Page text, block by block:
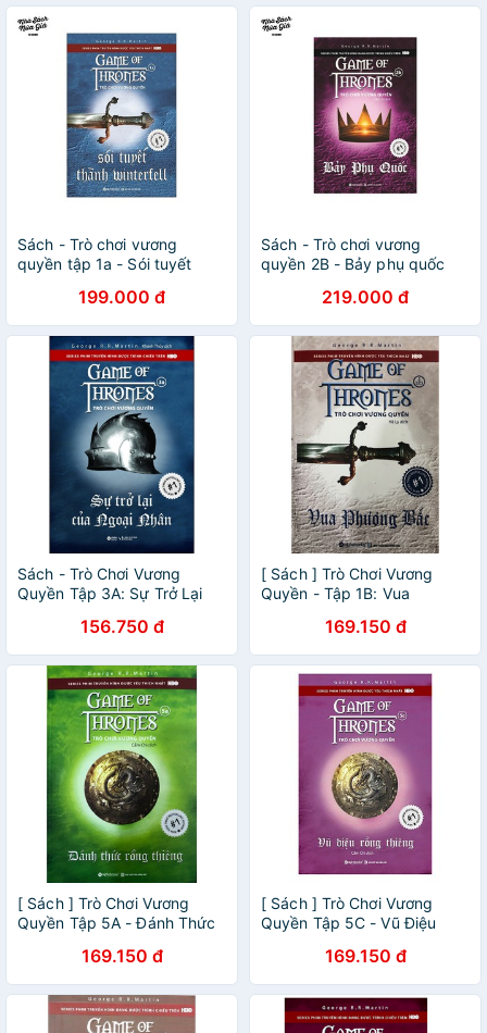
Sách - Trò chơi vương
quyền tập 1a - Sói tuyết
199.000 đ
Sách - Trò chơi vương
quyền 2B - Bảy phụ quốc
219.000 đ
Sách - Trò Chơi Vương
Quyền Tập 3A: Sự Trở Lại
156.750 đ
[ Sách ] Trò Chơi Vương
Quyền - Tập 1B: Vua
169.150 đ
[ Sách ] Trò Chơi Vương
Quyền Tập 5A - Đánh Thức
169.150 đ
[ Sách ] Trò Chơi Vương
Quyền Tập 5C - Vũ Điệu
169.150 đ